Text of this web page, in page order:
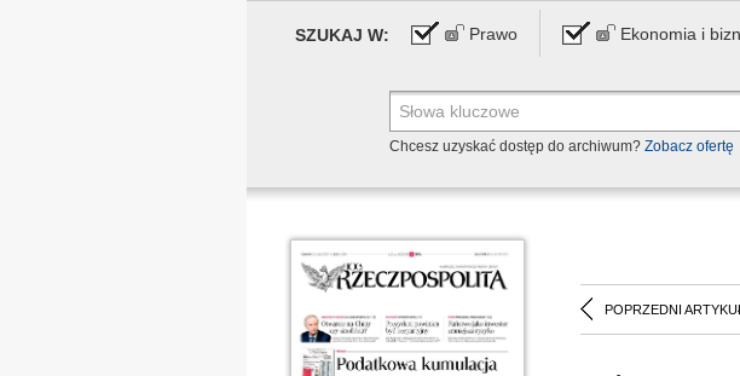
SZUKAJ W: Prawo Ekonomia i
Chcesz uzyskać dostęp do archiwum? Zobacz ofertę
POPRZEDNI